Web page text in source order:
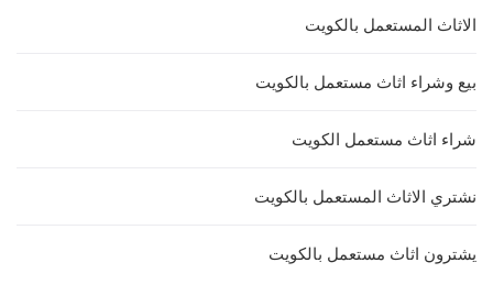
الاثاث المستعمل بالكويت
بيع وشراء اثاث مستعمل بالكويت
شراء اثاث مستعمل الكويت
نشتري الاثاث المستعمل بالكويت
يشترون اثاث مستعمل بالكويت